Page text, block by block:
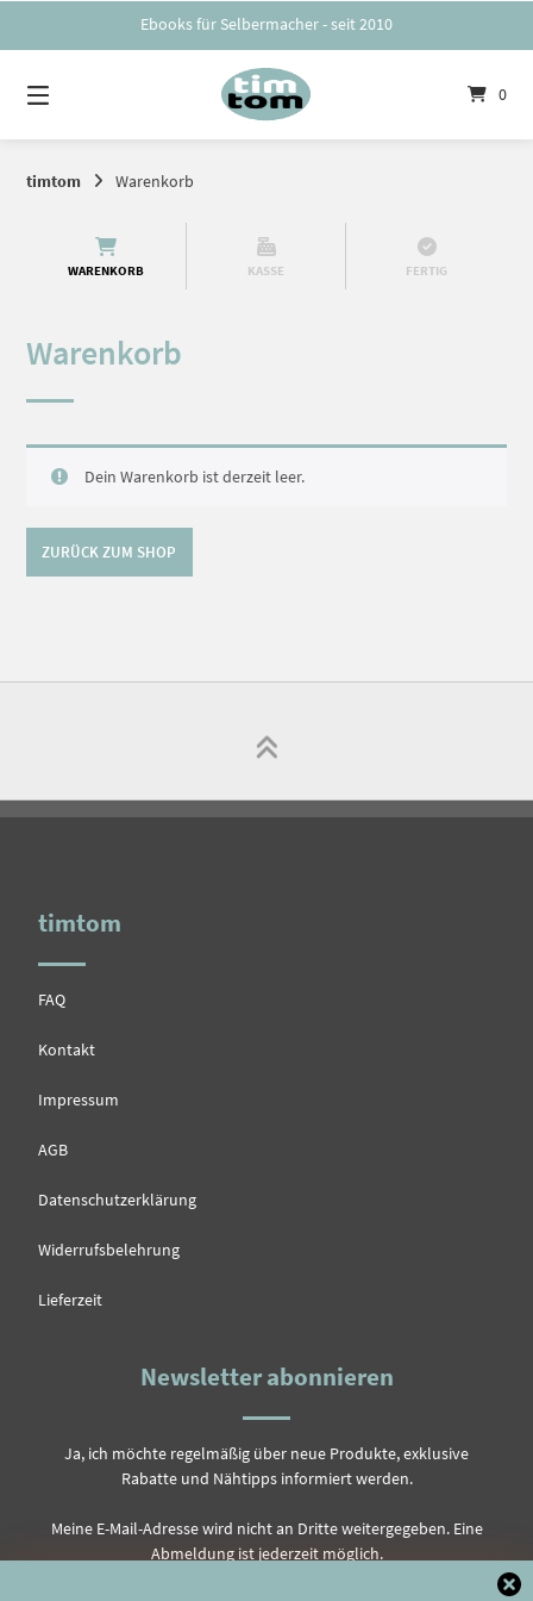
Ebooks für Selbermacher - seit 2010
0
timtom Warenkorb
WARENKORB KASSE FERTIG
Warenkorb
Dein Warenkorb ist derzeit leer.
ZURÜCK ZUM SHOP
timtom
FAQ
Kontakt
Impressum
AGB
Datenschutzerklärung
Widerrufsbelehrung
Lieferzeit
Newsletter abonnieren
Ja, ich möchte regelmäßig über neue Produkte, exklusive
Rabatte und Nähtipps informiert werden.
Meine E-Mail-Adresse wird nicht an Dritte weitergegeben. Eine
Abmeldung ist jederzeit möglich.